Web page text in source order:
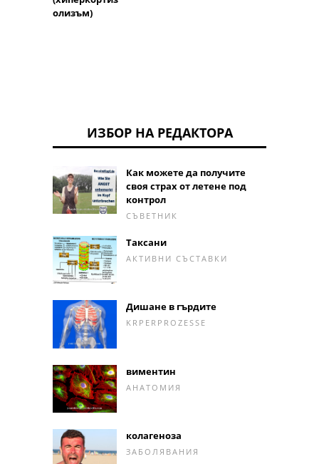
олизъм)
ИЗБОР НА РЕДАКТОРА
Как можете да получите
своя страх от летене под
контрол
СЪВЕТНИК
Таксани
АКТИВНИ СЪСТАВКИ
Дишане в гърдите
KRPERPROZESSE
виментин
АНАТОМИЯ
колагеноза
ЗАБОЛЯВАНИЯ